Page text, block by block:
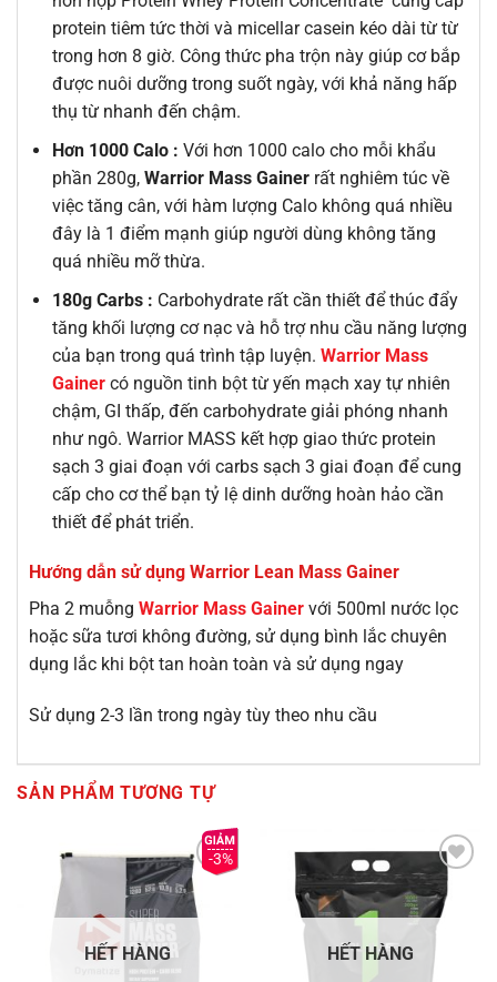
protein tiêm tức thời và micellar casein kéo dài từ từ
trong hơn 8 giờ. Công thức pha trộn này giúp cơ bắp
được nuôi dưỡng trong suốt ngày, với khả năng hấp
thụ từ nhanh đến chậm.
Hơn 1000 Calo : Với hơn 1000 calo cho mỗi khẩu
phần 280g, Warrior Mass Gainerrất nghiêm túc về
việc tăng cân, với hàm lượng Calo không quá nhiều
đây là 1 điểm mạnh giúp người dùng không tăng
quá nhiều mỡ thừa.
180g Carbs : Carbohydrate rất cần thiết để thúc đẩy
tăng khối lượng cơ nạc và hỗ trợ nhu cầu năng lượng
của bạn trong quá trình tập luyện. Warrior Mass
Gainer có nguồn tinh bộttừ yến mạch xay tự nhiên
chậm, GI thấp, đến carbohydrate giải phóng nhanh
như ngô. Warrior MASS kết hợp giao thức protein
sạch 3 giai đoạn với carbs sạch 3 giai đoạn để cung
cấp cho cơ thể bạn tỷ lệ dinh dưỡng hoàn hảo cần
thiết để phát triển.
Hướng dẫn sử dụng Warrior Lean Mass Gainer
Pha 2 muỗng Warrior Mass Gainer với 500ml nước lọc
hoặc sữa tươi không đường, sử dụng bình lắc chuyên
dụng lắc khi bột tan hoàn toàn và sử dụng ngay
Sử dụng 2-3 lần trong ngày tùy theo nhu cầu
SẢN PHẨM TƯƠNG TỰ
-3%
HẾT HÀNG
Add to
HẾT HÀNG